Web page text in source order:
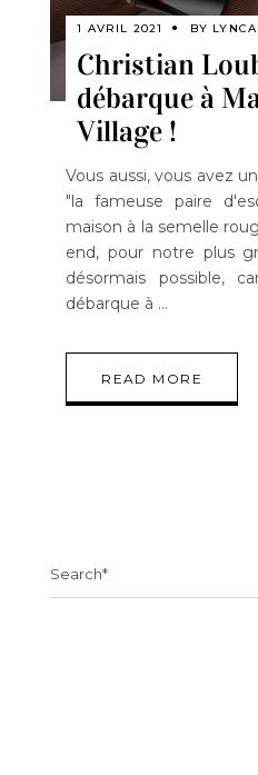
1 AVRIL 2021 BY
Christian
débarque à
Village !
Vous aussi, vous avez
"la fameuse paire
maison à la semelle
end, pour notre plus
désormais possible,
débarque à
READ MORE